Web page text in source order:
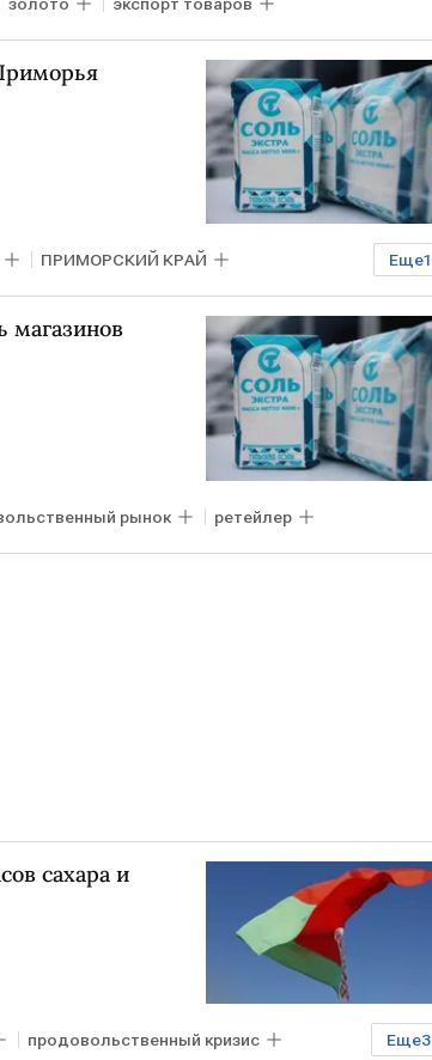
Еще1
ПРИМОРСКИЙ КРАЙ
магазинов
рынок ретейлер
сахара и
Еще3
продовольственный кризис